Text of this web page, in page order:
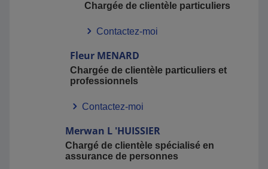
Chargée de clientèle particuliers
Contactez-moi
Fleur MENARD
Chargée de clientèle particuliers et
professionnels
Contactez-moi
Merwan L 'HUISSIER
Chargé de clientèle spécialisé en
assurance de personnes